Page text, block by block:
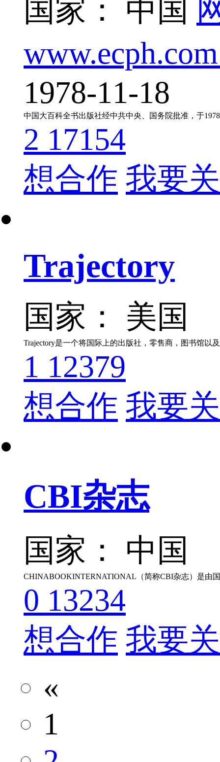
国家： 中国
1978-11-18
2 17154
想合作 我要
Trajectory
国家： 美国
1 12379
想合作 我要
CBI杂志
国家： 中国
0 13234
想合作 我要
«
1